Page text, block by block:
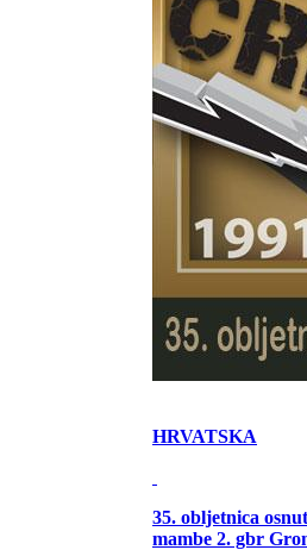
HRVATSKA
35. obljetnica
mambe 2. gbr